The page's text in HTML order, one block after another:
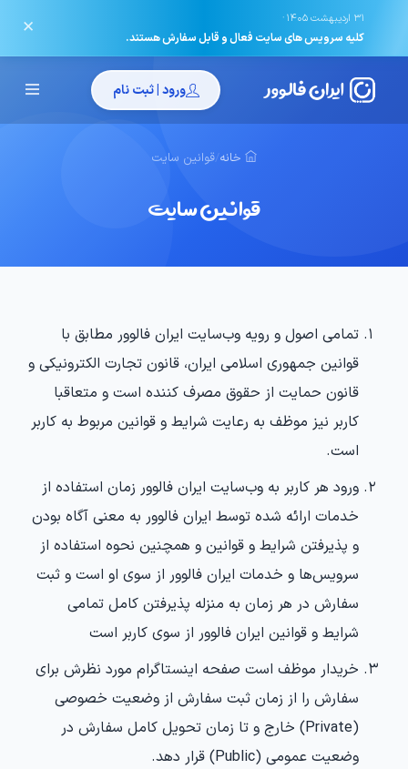
31 اردیبهشت 1405 ·
کلیه سرویس های سایت فعال و قابل سفارش هستند. ✕
ورود | ثبت نام
خانه/قوانین سایت
قوانین سایت
تمامی اصول و رویه وب‏‌سایت ایران فالوور مطابق با
قوانین جمهوری اسلامی ایران، قانون تجارت الکترونیکی و
قانون حمایت از حقوق مصرف کننده است و متعاقبا
کاربر نیز موظف به رعایت شرایط و قوانین مربوط به کاربر
است.
ورود هر کاربر به وب‏‌سایت ایران فالوور زمان استفاده از
خدمات ارائه شده توسط ایران فالوور به معنی آگاه بودن
و پذیرفتن شرایط و قوانین و همچنین نحوه استفاده از
سرویس‌‏ها و خدمات ایران فالوور از سوی او است و ثبت
سفارش در هر زمان به منزله پذیرفتن کامل تمامی
شرایط و قوانین ایران فالوور از سوی کاربر است
خریدار موظف است صفحه اینستاگرام مورد نظرش برای
سفارش را از زمان ثبت سفارش از وضعیت خصوصی
(Private) خارج و تا زمان تحویل کامل سفارش در
وضعیت عمومی (Public) قرار دهد.